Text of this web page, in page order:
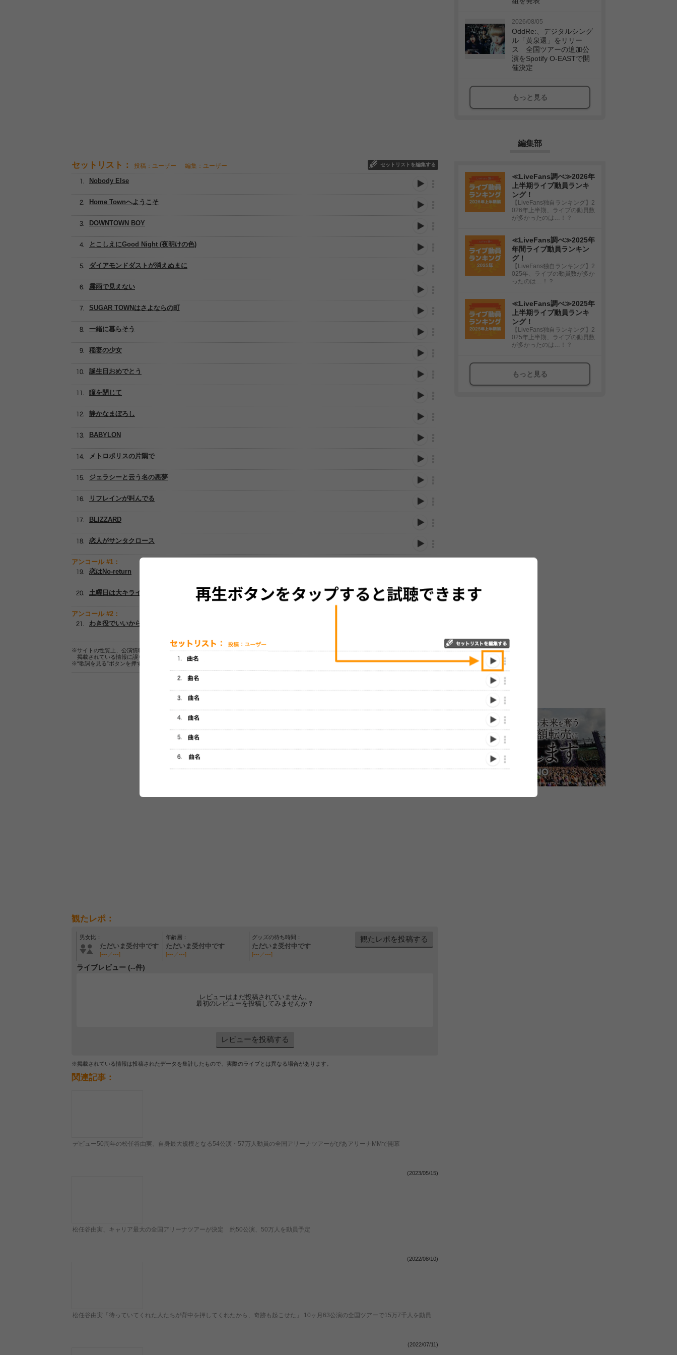
セットリスト： 投稿：ユーザー 編集：ユーザー セットリストを編集する
稲妻の少女
Home Townへようこそ
ダイアモンドダストが消えぬまに
とこしえにGood Night (夜明けの色)
DOWNTOWN BOY
一緒に暮らそう
SUGAR TOWNはさよならの町
霧雨で見えない
Nobody Else
誕生日おめでとう
瞳を閉じて
静かなまぼろし
BABYLON
メトロポリスの片隅で
ジェラシーと云う名の悪夢
リフレインが叫んでる
BLIZZARD
恋人がサンタクロース
アンコール #1：
恋はNo-return
土曜日は大キライ
アンコール #2：
わき役でいいから
※サイトの性質上、公演情報およびセットリスト情報の正確性は保証されませんので、あらかじめご了承ください。
掲載されている情報に誤りがある場合は、
こちら
※“歌詞を見る”ボタンを押すと、株式会社ページワンが運営する歌詞サイト「
観たレポ：
男女比：
ただいま受付中です
[---／---]
年齢層：
ただいま受付中です
[---／---]
グッズの待ち時間：
ただいま受付中です
[---／---]
観たレポを投稿する
ライブレビュー (--件)
レビューはまだ投稿されていません。
最初のレビューを投稿してみませんか？
レビューを投稿する
※掲載されている情報は投稿されたデータを集計したもので、実際のライブとは異なる場合があります。
関連記事：
デビュー50周年の松任谷由実、自身最大規模となる54公演・57万人動員の全国アリーナツアーがぴあアリーナMMで開幕
(2023/05/15)
松任谷由実、キャリア最大の全国アリーナツアーが決定 約50公演、50万人を動員予定
(2022/08/10)
松任谷由実「待っていてくれた人たちが背中を押してくれたから、奇跡も起こせた」 10ヶ月63公演の全国ツアーで15万7千人を動員
(2022/07/11)
2026/08/05
OddRe:、デジタルシング
ル「黄泉還」をリリー
ス 全国ツアーの追加公
演をSpotify O-EASTで開
催決定
もっと見る
編集部
≪LiveFans調べ≫2026年
上半期ライブ動員ランキ
ング！
【LiveFans独自ランキング】2
026年上半期、ライブの動員数
が多かったのは…！？
≪LiveFans調べ≫2025年
年間ライブ動員ランキン
グ！
【LiveFans独自ランキング】2
025年、ライブの動員数が多か
ったのは…！？
≪LiveFans調べ≫2025年
上半期ライブ動員ランキ
ング！
【LiveFans独自ランキング】2
025年上半期、ライブの動員数
が多かったのは…！？
もっと見る